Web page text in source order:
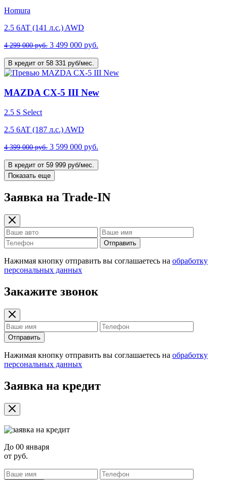
Homura
2.5 6AT (141 л.с.) AWD
4 299 000 руб. 3 499 000 руб.
В кредит от 58 331 руб/мес.
MAZDA CX-5 III New
2.5 S Select
2.5 6AT (187 л.с.) AWD
4 399 000 руб. 3 599 000 руб.
В кредит от 59 999 руб/мес.
Показать еще
Заявка на Trade-IN
Отправить
Нажимая кнопку отправить вы соглашаетесь на обработку
персональных данных
Закажите звонок
Отправить
Нажимая кнопку отправить вы соглашаетесь на обработку
персональных данных
Заявка на кредит
До 00 января
от руб.